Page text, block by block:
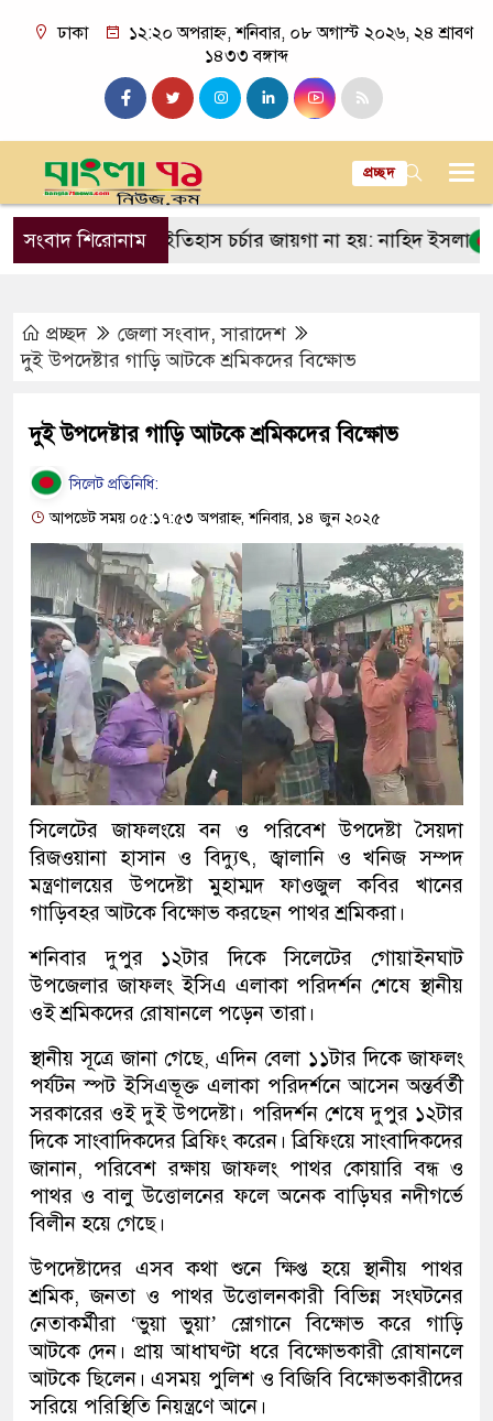
ঢাকা
১২:২০ অপরাহ্ন, শনিবার, ০৮ অগাস্ট ২০২৬, ২৪ শ্রাবণ
১৪৩৩ বঙ্গাব্দ
প্রচ্ছদ
সংবাদ শিরোনাম
দলীয় ইতিহাস চর্চার জায়গা না হয়: নাহিদ ইসলাম আজই কি
প্রচ্ছদ জেলা সংবাদ,সারাদেশ
দুই উপদেষ্টার গাড়ি আটকে শ্রমিকদের বিক্ষোভ
দুই উপদেষ্টার গাড়ি আটকে শ্রমিকদের বিক্ষোভ
সিলেট প্রতিনিধি:
আপডেট সময় ০৫:১৭:৫৩ অপরাহ্ন, শনিবার, ১৪ জুন ২০২৫
সিলেটের জাফলংয়ে বন ও পরিবেশ উপদেষ্টা সৈয়দা
রিজওয়ানা হাসান ও বিদ্যুৎ, জ্বালানি ও খনিজ সম্পদ
মন্ত্রণালয়ের উপদেষ্টা মুহাম্মদ ফাওজুল কবির খানের
গাড়িবহর আটকে বিক্ষোভ করছেন পাথর শ্রমিকরা।
শনিবার দুপুর ১২টার দিকে সিলেটের গোয়াইনঘাট
উপজেলার জাফলং ইসিএ এলাকা পরিদর্শন শেষে স্থানীয়
ওই শ্রমিকদের রোষানলে পড়েন তারা।
স্থানীয় সূত্রে জানা গেছে, এদিন বেলা ১১টার দিকে জাফলং
পর্যটন স্পট ইসিএভূক্ত এলাকা পরিদর্শনে আসেন অন্তর্বর্তী
সরকারের ওই দুই উপদেষ্টা। পরিদর্শন শেষে দুপুর ১২টার
দিকে সাংবাদিকদের ব্রিফিং করেন। ব্রিফিংয়ে সাংবাদিকদের
জানান, পরিবেশ রক্ষায় জাফলং পাথর কোয়ারি বন্ধ ও
পাথর ও বালু উত্তোলনের ফলে অনেক বাড়িঘর নদীগর্ভে
বিলীন হয়ে গেছে।
উপদেষ্টাদের এসব কথা শুনে ক্ষিপ্ত হয়ে স্থানীয় পাথর
শ্রমিক, জনতা ও পাথর উত্তোলনকারী বিভিন্ন সংঘটনের
নেতাকর্মীরা ‘ভুয়া ভুয়া’ স্লোগানে বিক্ষোভ করে গাড়ি
আটকে দেন। প্রায় আধাঘণ্টা ধরে বিক্ষোভকারী রোষানলে
আটকে ছিলেন। এসময় পুলিশ ও বিজিবি বিক্ষোভকারীদের
সরিয়ে পরিস্থিতি নিয়ন্ত্রণে আনে।